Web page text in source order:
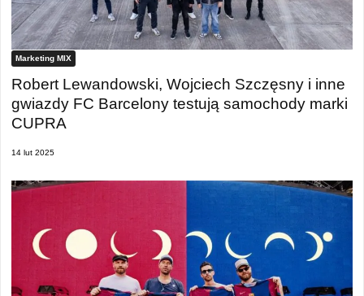
Marketing MIX
Robert Lewandowski, Wojciech Szczęsny i inne
gwiazdy FC Barcelony testują samochody marki
CUPRA
14 lut 2025